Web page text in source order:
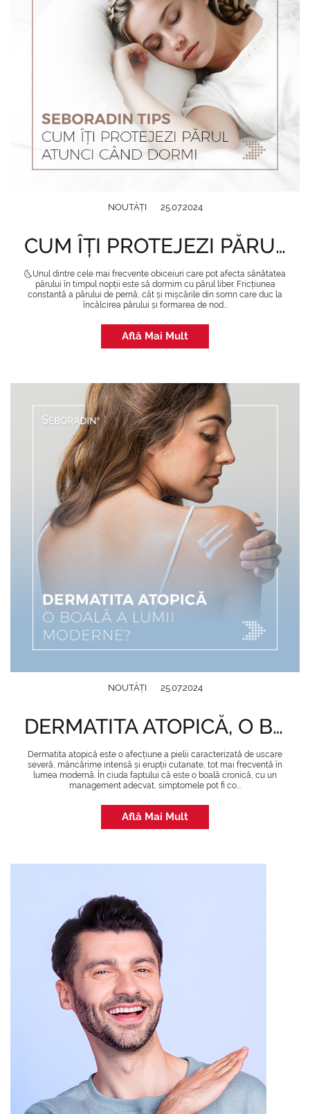
NOUTĂȚI 25.07.2024
CUM ÎȚI PROTEJEZI PĂRUL ATUNCI CÂND DORMI
🌜Unul dintre cele mai frecvente obiceiuri care pot afecta sănătatea
părului în timpul nopții este să dormim cu părul liber. Fricțiunea
constantă a părului de pernă, cât și mișcările din somn care duc la
încâlcirea părului și formarea de nod...
Află Mai Mult
NOUTĂȚI 25.07.2024
DERMATITA ATOPICĂ, O BOALĂ A LUMII MODERNE?
Dermatita atopică este o afecțiune a pielii caracterizată de uscare
severă, mâncărime intensă și erupții cutanate, tot mai frecventă în
lumea modernă. În ciuda faptului că este o boală cronică, cu un
management adecvat, simptomele pot fi co...
Află Mai Mult